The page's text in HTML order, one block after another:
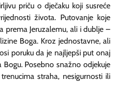
priču o dječaku koji susreće
života. Putovanje koje
prema Jeruzalemu, ali i dublje –
Boga. Kroz jednostavne, ali
poruku da je najljepši put onaj
Posebno snažno odjekuje
straha, nesigurnosti ili